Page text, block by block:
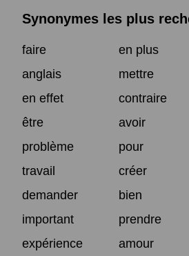
Synonymes les plus
faire
en plus
anglais
mettre
en effet
contraire
être
avoir
problème
pour
travail
créer
demander
bien
important
prendre
expérience
amour